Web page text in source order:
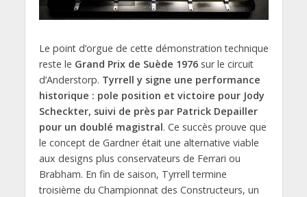
Le point d’orgue de cette démonstration technique
reste le Grand Prix de Suède 1976sur le circuit
d’Anderstorp. Tyrrell y signe une performance
historique : pole position et victoire pour Jody
Scheckter, suivi de près par Patrick Depailler
pour un doublé magistral. Ce succès prouve que
le concept de Gardner était une alternative viable
aux designs plus conservateurs de Ferrari ou
Brabham. En fin de saison, Tyrrell termine
troisième du Championnat des Constructeurs, un